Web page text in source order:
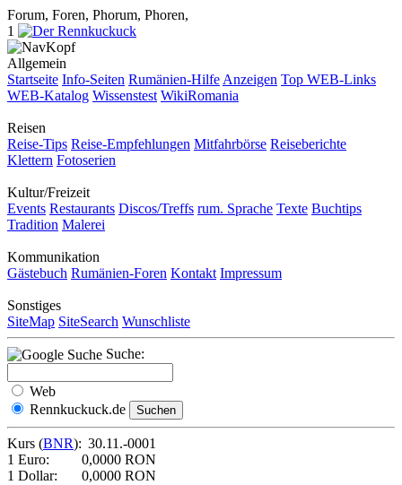
Forum, Foren, Phorum, Phoren,
1
Allgemein
Startseite Info-Seiten Rumänien-Hilfe Anzeigen Top WEB-Links
WEB-Katalog Wissenstest WikiRomania
Reisen
Reise-Tips Reise-Empfehlungen Mitfahrbörse Reiseberichte
Klettern Fotoserien
Kultur/Freizeit
Events Restaurants Discos/Treffs rum. Sprache Texte Buchtips
Tradition Malerei
Kommunikation
Gästebuch Rumänien-Foren Kontakt Impressum
Sonstiges
SiteMap SiteSearch Wunschliste
Suche:
Web
Rennkuckuck.de
Kurs (BNR): 30.11.-0001
1 Euro:
0,0000 RON
1 Dollar:
0,0000 RON